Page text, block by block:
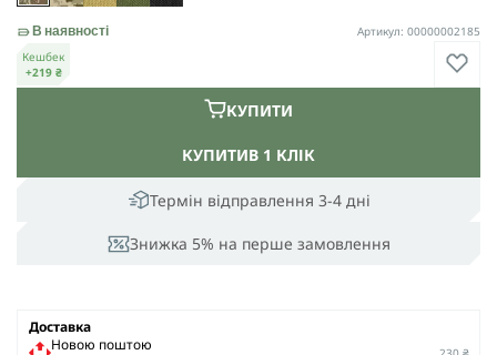
Термін відправлення 3-4 дні
Знижка 5% на перше замовлення
КУПИТИВ 1 КЛІК
КУПИТИ
В наявності
Артикул: 00000002185
Кешбек
+219 ₴
Доставка
Новою поштою